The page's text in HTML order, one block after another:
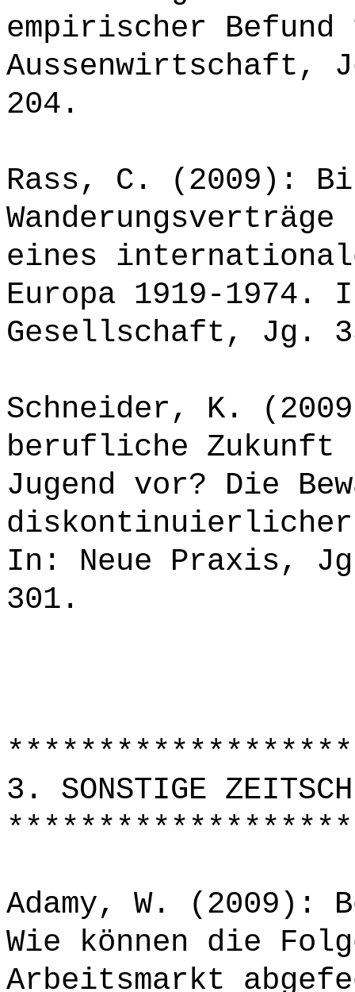
empirischer
Aussenwirtschaft,
204.
Rass, C. (2009):
eines
Europa 1919-1974.
Gesellschaft, Jg.
Schneider, K.
berufliche
Jugend vor? Die
diskontinuierlicher
In: Neue Praxis,
301.
3. SONSTIGE
Adamy, W. (2009):
Wie können die
Arbeitsmarkt